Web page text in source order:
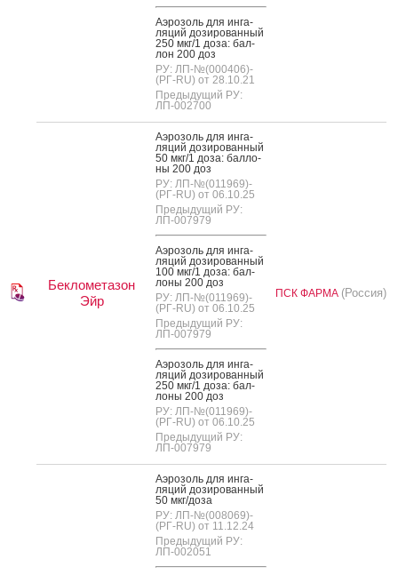
А­эро­золь для ин­га­
ляций до­зиро­ван­ный
250 мкг/1 до­за: бал­
лон 200 доз
РУ: ЛП-№(000406)-
(РГ-RU) от 28.10.21
Предыдущий РУ:
ЛП-002700
Беклометазон
Эйр
А­эро­золь для ин­га­
ляций до­зиро­ван­ный
50 мкг/1 до­за: бал­ло­
ны 200 доз
РУ: ЛП-№(011969)-
(РГ-RU) от 06.10.25
Предыдущий РУ:
ЛП-007979
А­эро­золь для ин­га­
ляций до­зиро­ван­ный
100 мкг/1 до­за: бал­
ло­ны 200 доз
РУ: ЛП-№(011969)-
(РГ-RU) от 06.10.25
Предыдущий РУ:
ЛП-007979
А­эро­золь для ин­га­
ляций до­зиро­ван­ный
250 мкг/1 до­за: бал­
ло­ны 200 доз
РУ: ЛП-№(011969)-
(РГ-RU) от 06.10.25
Предыдущий РУ:
ЛП-007979
ПСК ФАРМА (Россия)
А­эро­золь для ин­га­
ляций до­зиро­ван­ный
50 мкг/до­за
РУ: ЛП-№(008069)-
(РГ-RU) от 11.12.24
Предыдущий РУ:
ЛП-002051